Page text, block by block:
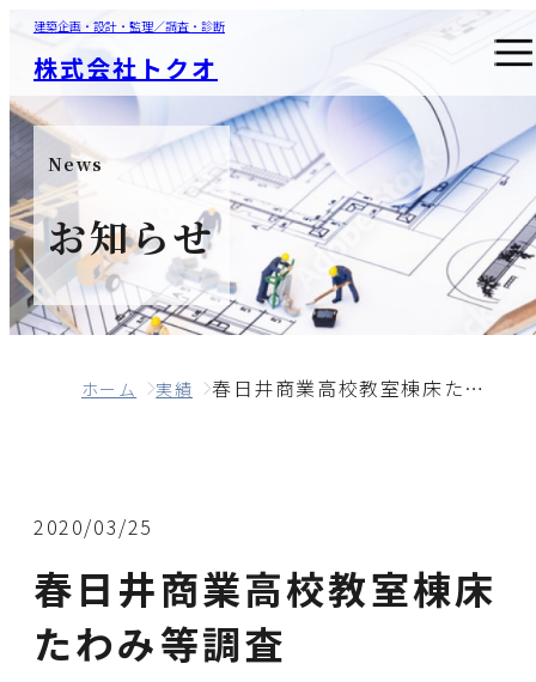
建築企画・設計・監理／調査・診断
株式会社トクオ
News
お知らせ
ホーム 実績 春日井商業高校教室棟床たわみ等調査
2020/03/25
春日井商業高校教室棟床
たわみ等調査